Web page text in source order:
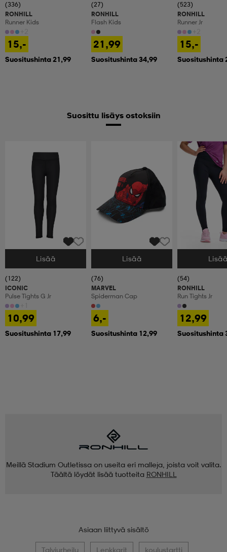
(336)
RONHILL
Runner Kids
15,-
Suositushinta 21,99
(27)
RONHILL
Flash Kids
21,99
Suositushinta 34,99
(523)
RONHILL
Runner Jr
15,-
Suositushinta
Suosittu lisäys ostoksiin
Valitse Koko
Lisää
(122)
ICONIC
Pulse Tights G Jr
10,99
Suositushinta 17,99
Valitse Koko
Lisää
(76)
MARVEL
Spiderman Cap
6,-
Suositushinta 12,99
Valitse Koko
(54)
RONHILL
Run Tights Jr
12,99
Suositushinta
Meillä Stadium Outletissa on useita eri malleja, joista voit valita.
Täältä löydät lisää tuotteita RONHILL
Asiaan liittyvä sisältö
Talviurheilu Lenkkarit koulustartti